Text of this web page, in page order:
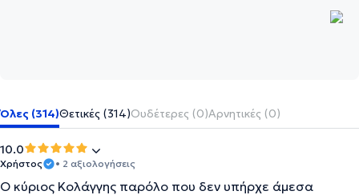
Όλες (314)Θετικές (314)Ουδέτερες (0)Αρνητικές (0)
10.0
Χρήστος • 2 αξιολογήσεις
Ο κύριος Κολάγγης παρόλο που δεν υπήρχε άμεσα